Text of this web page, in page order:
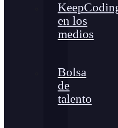
en los
medios
Bolsa
de
talento